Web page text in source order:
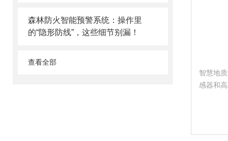
森林防火智能预警系统：操作里
的“隐形防线”，这些细节别漏！
查看全部
智慧地
感器和